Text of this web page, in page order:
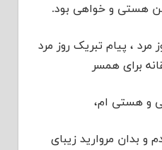
هستی و خواهی بود.
مرد ، پیام تبریک روز مرد
برای همسر
و هستی ام،
و بدان مروارید زیبای